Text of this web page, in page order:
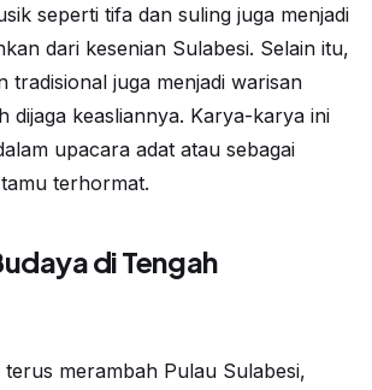
seperti tifa dan suling juga menjadi
dari kesenian Sulabesi. Selain itu,
tradisional juga menjadi warisan
dijaga keasliannya. Karya-karya ini
upacara adat atau sebagai
terhormat.
di Tengah
terus merambah Pulau Sulabesi,